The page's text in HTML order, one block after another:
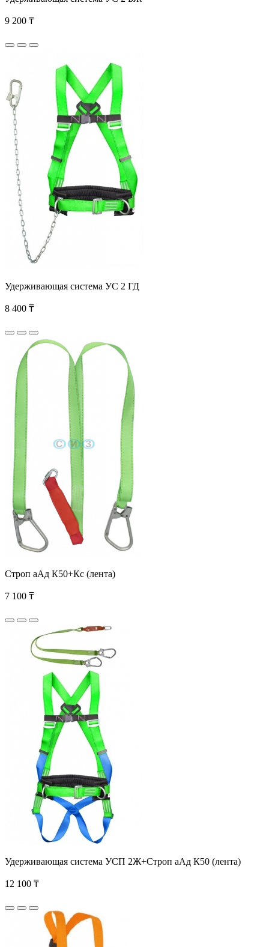
9 200 ₸
Удерживающая система УС 2 ГД
8 400 ₸
Строп аАд К50+Кс (лента)
7 100 ₸
Удерживающая система УСП 2Ж+Строп аАд К50 (лента)
12 100 ₸